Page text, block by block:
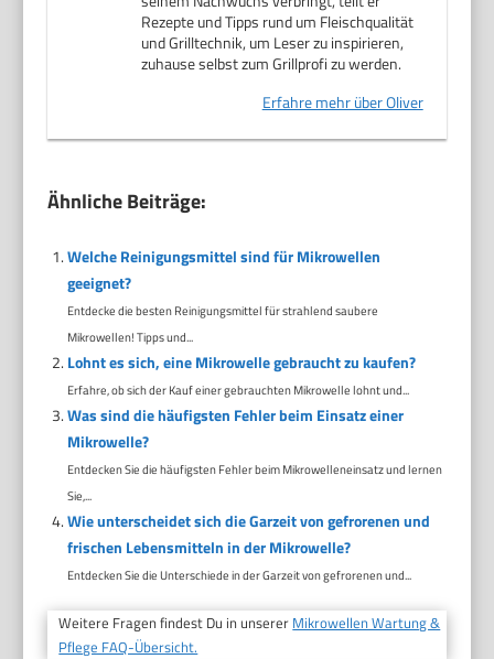
Rezepte und Tipps rund um Fleischqualität
und Grilltechnik, um Leser zu inspirieren,
zuhause selbst zum Grillprofi zu werden.
Erfahre mehr über Oliver
Ähnliche Beiträge:
Welche Reinigungsmittel sind für Mikrowellen
geeignet?
Entdecke die besten Reinigungsmittel für strahlend saubere
Mikrowellen! Tipps und...
Lohnt es sich, eine Mikrowelle gebraucht zu kaufen?
Erfahre, ob sich der Kauf einer gebrauchten Mikrowelle lohnt und...
Was sind die häufigsten Fehler beim Einsatz einer
Mikrowelle?
Entdecken Sie die häufigsten Fehler beim Mikrowelleneinsatz und lernen
Sie,...
Wie unterscheidet sich die Garzeit von gefrorenen und
frischen Lebensmitteln in der Mikrowelle?
Entdecken Sie die Unterschiede in der Garzeit von gefrorenen und...
Weitere Fragen findest Du in unserer Mikrowellen Wartung &
Pflege FAQ-Übersicht.